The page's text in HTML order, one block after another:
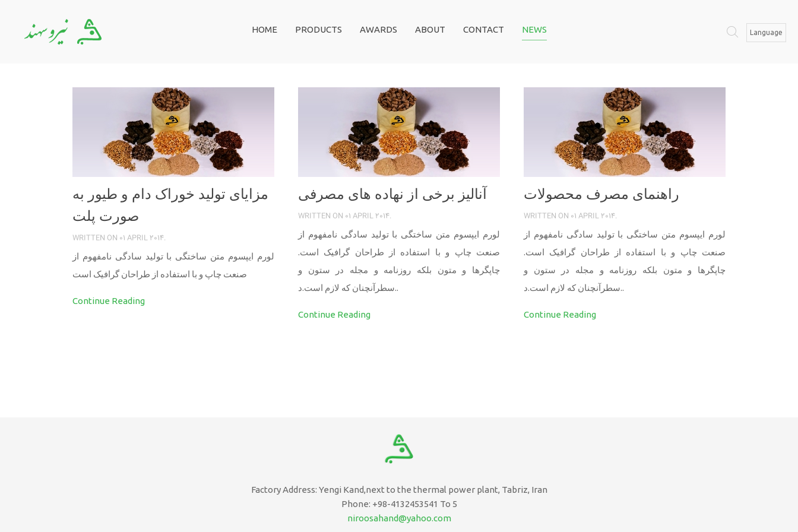
HOME PRODUCTS AWARDS ABOUT CONTACT NEWS Language
مزایای تولید خوراک دام و طیور به
صورت پلت
WRITTEN ON 01 APRIL 2014.
لورم ایپسوم متن ساختگی با تولید سادگی نامفهوم از
صنعت چاپ و با استفاده از طراحان گرافیک است
Continue Reading
آنالیز برخی از نهاده های مصرفی
WRITTEN ON 01 APRIL 2014.
لورم ایپسوم متن ساختگی با تولید سادگی نامفهوم از
صنعت چاپ و با استفاده از طراحان گرافیک است.
چاپگرها و متون بلکه روزنامه و مجله در ستون و
سطرآنچنان که لازم است.د..
Continue Reading
راهنمای مصرف محصولات
WRITTEN ON 01 APRIL 2014.
لورم ایپسوم متن ساختگی با تولید سادگی نامفهوم از
صنعت چاپ و با استفاده از طراحان گرافیک است.
چاپگرها و متون بلکه روزنامه و مجله در ستون و
سطرآنچنان که لازم است.د..
Continue Reading
Factory Address: Yengi Kand,next to the thermal power plant, Tabriz, Iran
Phone: +98-4132453541 To 5
niroosahand@yahoo.com